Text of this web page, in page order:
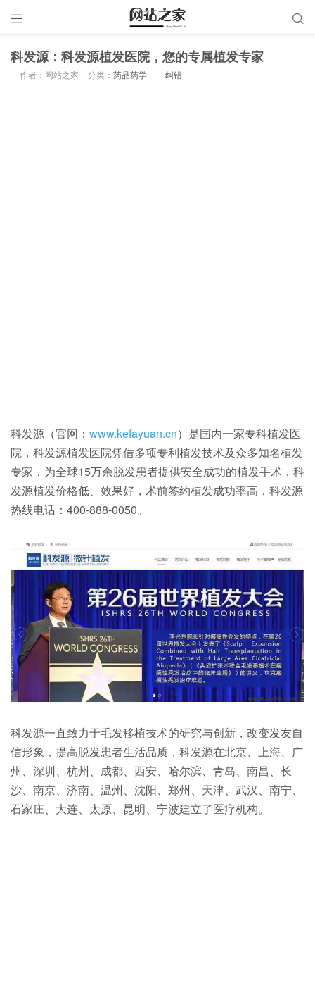
 
科发源：科发源植发医院，您的专属植发专家
作者：网站之家 分类： 药品药学 纠错
科发源（官网： www.kefayuan.cn）是国内一家专科植发医
院，科发源植发医院凭借多项专利植发技术及众多知名植发
专家，为全球15万余脱发患者提供安全成功的植发手术，科
发源植发价格低、效果好，术前签约植发成功率高，科发源
热线电话：400-888-0050。
科发源一直致力于毛发移植技术的研究与创新，改变发友自
信形象，提高脱发患者生活品质，科发源在北京、上海、广
州、深圳、杭州、成都、西安、哈尔滨、青岛、南昌、长
沙、南京、济南、温州、沈阳、郑州、天津、武汉、南宁、
石家庄、大连、太原、昆明、宁波建立了医疗机构。